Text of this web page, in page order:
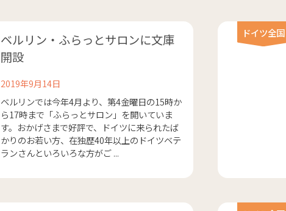
ベルリン・ふらっとサロンに文庫
開設
2019年9月14日
ベルリンでは今年4月より、第4金曜日の15時か
ら17時まで「ふらっとサロン」を開いていま
す。おかげさまで好評で、ドイツに来られたば
かりのお若い方、在独歴40年以上のドイツベテ
ランさんといろいろな方がご ...
ドイツ全国